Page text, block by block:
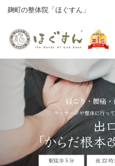
麹町の整体院「ほぐすん」